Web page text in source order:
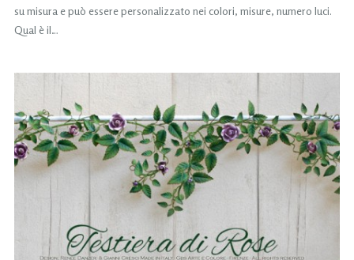
su misura e può essere personalizzato nei colori, misure, numero luci.
Qual è il…